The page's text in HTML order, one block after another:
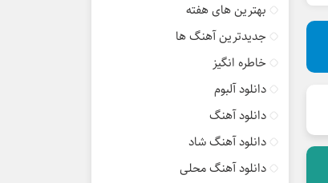
بهترین های هفته
جدیدترین آهنگ ها
خاطره انگیز
دانلود آلبوم
دانلود آهنگ
دانلود آهنگ شاد
دانلود آهنگ محلی